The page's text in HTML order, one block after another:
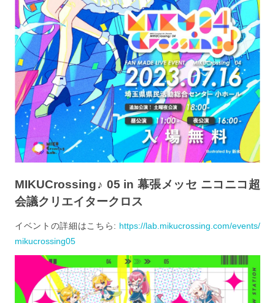
MIKUCrossing♪ 05 in 幕張メッセ ニコニコ超
会議クリエイタークロス
イベントの詳細はこちら: https://lab.mikucrossing.com/events/
mikucrossing05